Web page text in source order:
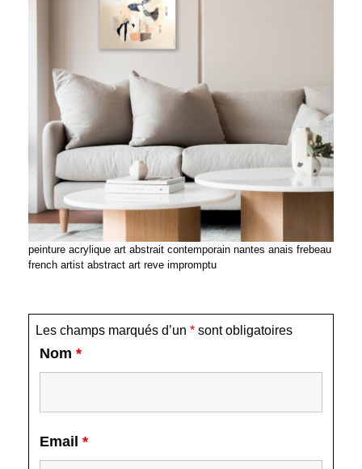
peinture acrylique art abstrait contemporain nantes anais frebeau
french artist abstract art reve impromptu
Les champs marqués d’un * sont obligatoires
Nom *
Email *